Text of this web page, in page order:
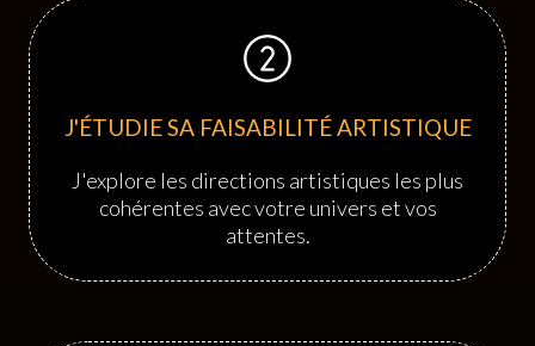
J'ÉTUDIE SA FAISABILITÉ ARTISTIQUE
J'explore les directions artistiques les plus
cohérentes avec votre univers et vos
attentes.